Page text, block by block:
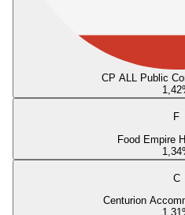
CP ALL Public
1,42
F
Food Empire
1,34
C
Centurion
1,31